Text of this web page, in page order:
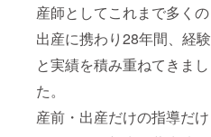
産師としてこれまで多くの
出産に携わり28年間、経験
と実績を積み重ねてきまし
た。
産前・出産だけの指導だけ